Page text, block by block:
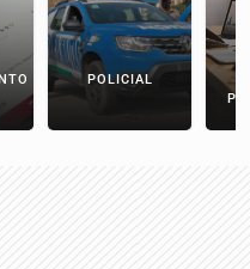
POLICIAL